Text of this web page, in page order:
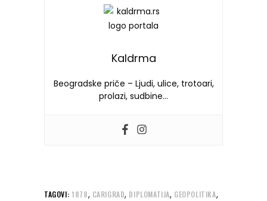
Kaldrma
Beogradske priče – Ljudi, ulice, trotoari,
prolazi, sudbine…
TAGOVI: 1878, CARIGRAD, DIPLOMATIJA, GEOPOLITIKA,